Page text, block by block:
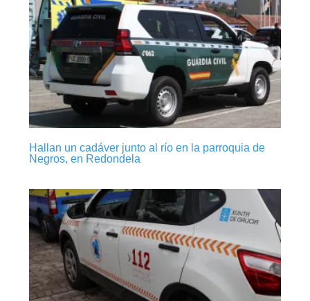
Hallan un cadáver junto al río en la parroquia de
Negros, en Redondela